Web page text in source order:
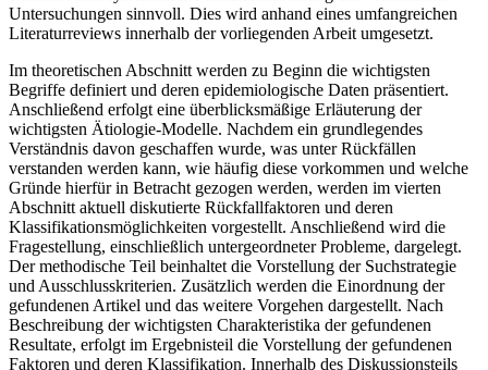
Untersuchungen sinnvoll. Dies wird anhand eines umfangreichen
Literaturreviews innerhalb der vorliegenden Arbeit umgesetzt.
Im theoretischen Abschnitt werden zu Beginn die wichtigsten
Begriffe definiert und deren epidemiologische Daten präsentiert.
Anschließend erfolgt eine überblicksmäßige Erläuterung der
wichtigsten Ätiologie-Modelle. Nachdem ein grundlegendes
Verständnis davon geschaffen wurde, was unter Rückfällen
verstanden werden kann, wie häufig diese vorkommen und welche
Gründe hierfür in Betracht gezogen werden, werden im vierten
Abschnitt aktuell diskutierte Rückfallfaktoren und deren
Klassifikationsmöglichkeiten vorgestellt. Anschließend wird die
Fragestellung, einschließlich untergeordneter Probleme, dargelegt.
Der methodische Teil beinhaltet die Vorstellung der Suchstrategie
und Ausschlusskriterien. Zusätzlich werden die Einordnung der
gefundenen Artikel und das weitere Vorgehen dargestellt. Nach
Beschreibung der wichtigsten Charakteristika der gefundenen
Resultate, erfolgt im Ergebnisteil die Vorstellung der gefundenen
Faktoren und deren Klassifikation. Innerhalb des Diskussionsteils